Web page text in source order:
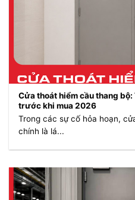
Cửa thoát hiểm cầu thang
trước khi mua 2026
Trong các sự cố hỏa hoạn,
chính là lá...